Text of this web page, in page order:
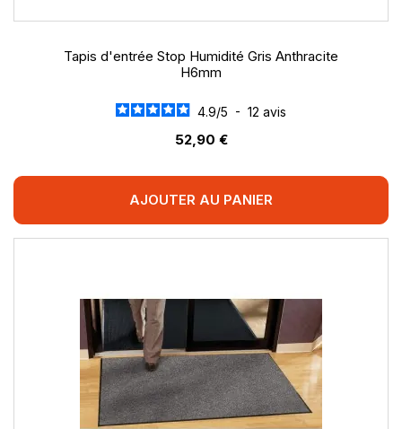
Tapis d'entrée Stop Humidité Gris Anthracite
H6mm
4.9/5 - 12 avis
52,90 €
AJOUTER AU PANIER